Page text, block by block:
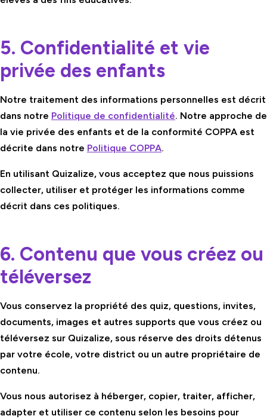
5. Confidentialité et vie
privée des enfants
Notre traitement des informations personnelles est décrit
dans notre Politique de confidentialité. Notre approche de
la vie privée des enfants et de la conformité COPPA est
décrite dans notre Politique COPPA.
En utilisant Quizalize, vous acceptez que nous puissions
collecter, utiliser et protéger les informations comme
décrit dans ces politiques.
6. Contenu que vous créez ou
téléversez
Vous conservez la propriété des quiz, questions, invites,
documents, images et autres supports que vous créez ou
téléversez sur Quizalize, sous réserve des droits détenus
par votre école, votre district ou un autre propriétaire de
contenu.
Vous nous autorisez à héberger, copier, traiter, afficher,
adapter et utiliser ce contenu selon les besoins pour